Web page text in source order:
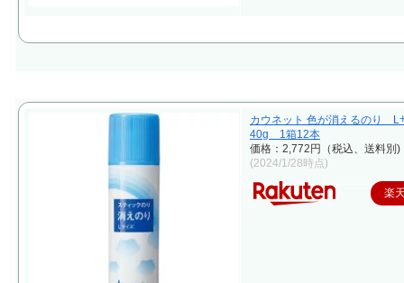
カウネット 色が消えるのり L
40g 1箱12本
価格：2,772円（税込、送料別)
(2024/1/28時点)
楽